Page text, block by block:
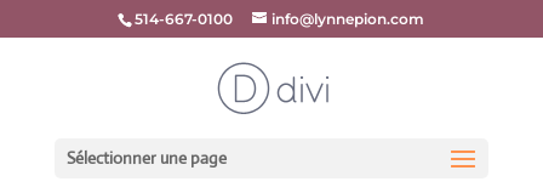
514-667-0100 info@lynnepion.com
Sélectionner une page